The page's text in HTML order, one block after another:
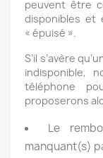
peuvent être
disponibles et
« épuisé ».
S’il s’avère
indisponible,
téléphone
proposerons
Le
manquant(s)